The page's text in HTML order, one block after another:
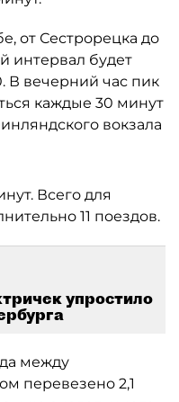
от Сестрорецка до
интервал будет
В вечерний час пик
каждые 30 минут
вокзала
Всего для
11 поездов.
упростило
между
перевезено 2,1